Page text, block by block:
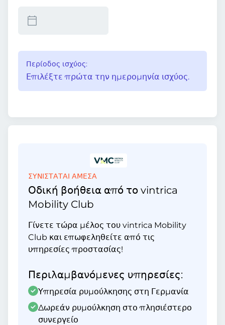
Περίοδος ισχύος:
Επιλέξτε πρώτα την ημερομηνία ισχύος.
ΣΥΝΙΣΤΑΤΑΙ ΑΜΕΣΑ
Οδική βοήθεια από το vintrica
Mobility Club
Γίνετε τώρα μέλος του vintrica Mobility
Club και επωφεληθείτε από τις
υπηρεσίες προστασίας!
Περιλαμβανόμενες υπηρεσίες:
Υπηρεσία ρυμούλκησης στη Γερμανία
Δωρεάν ρυμούλκηση στο πλησιέστερο
συνεργείο